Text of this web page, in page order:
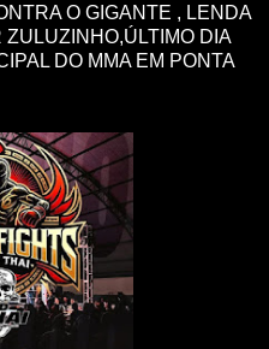
O GIGANTE , LENDA
DIA
DO MMA EM PONTA